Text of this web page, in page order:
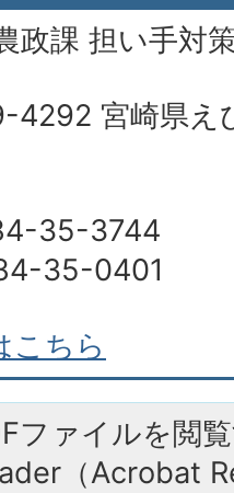
政課 担い手対
4292 宮崎県え
35-3744
35-0401
こちら
ファイルを閲
（Acrobat